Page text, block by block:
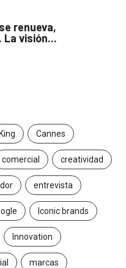
renueva,
visión...
Cannes
comercial creatividad
entrevista
Iconic brands
Innovation
marcas